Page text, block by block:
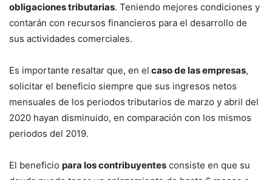
obligaciones tributarias. Teniendo mejores condiciones y
contarán con recursos financieros para el desarrollo de
sus actividades comerciales.
Es importante resaltar que, en el caso de las empresas,
solicitar el beneficio siempre que sus ingresos netos
mensuales de los periodos tributarios de marzo y abril del
2020 hayan disminuido, en comparación con los mismos
periodos del 2019.
El beneficio para los contribuyentes consiste en que su